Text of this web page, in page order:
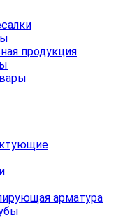
продукция
арматура